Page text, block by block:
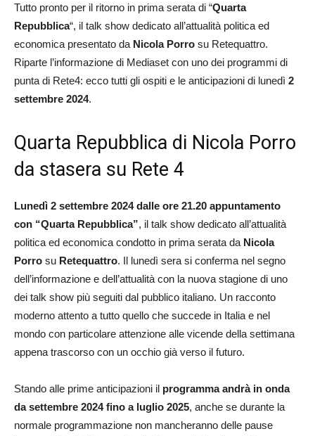
Tutto pronto per il ritorno in prima serata di “Quarta
Repubblica“, il talk show dedicato all’attualità politica ed
economica presentato da Nicola Porro su Retequattro.
Riparte l’informazione di Mediaset con uno dei programmi di
punta di Rete4: ecco tutti gli ospiti e le anticipazioni di lunedì 2
settembre 2024.
Quarta Repubblica di Nicola Porro
da stasera su Rete 4
Lunedì 2 settembre 2024 dalle ore 21.20 appuntamento
con “Quarta Repubblica”, il talk show dedicato all’attualità
politica ed economica condotto in prima serata da Nicola
Porro su Retequattro. Il lunedì sera si conferma nel segno
dell’informazione e dell’attualità con la nuova stagione di uno
dei talk show più seguiti dal pubblico italiano. Un racconto
moderno attento a tutto quello che succede in Italia e nel
mondo con particolare attenzione alle vicende della settimana
appena trascorso con un occhio già verso il futuro.
Stando alle prime anticipazioni il programma andrà in onda
da settembre 2024 fino a luglio 2025, anche se durante la
normale programmazione non mancheranno delle pause